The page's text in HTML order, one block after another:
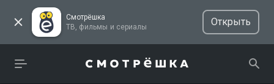
Смотрёшка
ТВ, фильмы и сериалы
Открыть